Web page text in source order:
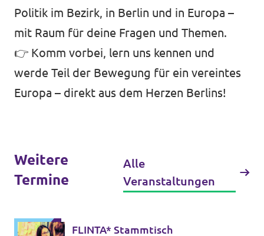
Politik im Bezirk, in Berlin und in Europa –
mit Raum für deine Fragen und Themen.
👉 Komm vorbei, lern uns kennen und
werde Teil der Bewegung für ein vereintes
Europa – direkt aus dem Herzen Berlins!
Weitere
Termine
Alle
Veranstaltungen
FLINTA* Stammtisch